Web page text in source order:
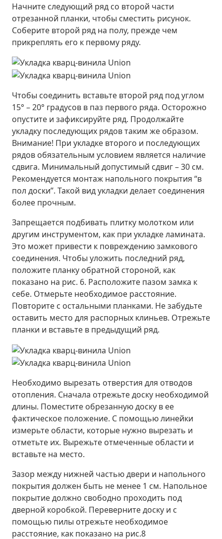
Начните следующий ряд со второй части
отрезанной планки, чтобы сместить рисунок.
Соберите второй ряд на полу, прежде чем
прикреплять его к первому ряду.
Чтобы соединить вставьте второй ряд под углом
15° – 20° градусов в паз первого ряда. Осторожно
опустите и зафиксируйте ряд. Продолжайте
укладку последующих рядов таким же образом.
Внимание! При укладке второго и последующих
рядов обязательным условием является наличие
сдвига. Минимальный допустимый сдвиг – 30 см.
Рекомендуется монтаж напольного покрытия “в
пол доски”. Такой вид укладки делает соединения
более прочным.
Запрещается подбивать плитку молотком или
другим инструментом, как при укладке ламината.
Это может привести к повреждению замкового
соединения. Чтобы уложить последний ряд,
положите планку обратной стороной, как
показано на рис. 6. Расположите пазом замка к
себе. Отмерьте необходимое расстояние.
Повторите с остальными планками. Не забудьте
оставить место для распорных клиньев. Отрежьте
планки и вставьте в предыдущий ряд.
Необходимо вырезать отверстия для отводов
отопления. Сначала отрежьте доску необходимой
длины. Поместите обрезанную доску в ее
фактическое положение. С помощью линейки
измерьте области, которые нужно вырезать и
отметьте их. Вырежьте отмеченные области и
вставьте на место.
Зазор между нижней частью двери и напольного
покрытия должен быть не менее 1 см. Напольное
покрытие должно свободно проходить под
дверной коробкой. Переверните доску и с
помощью пилы отрежьте необходимое
расстояние, как показано на рис.8